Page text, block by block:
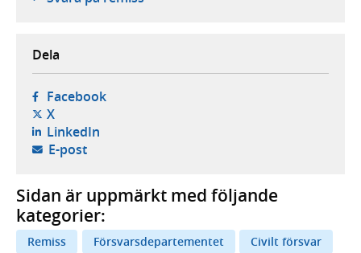
Dela
Facebook- öppnas i ny flik, extern webbplats,
X- öppnas i ny flik, extern webbplats,
LinkedIn- öppnas i ny flik, extern webbplats,
E-post- öppnar din e-postklient,
Sidan är uppmärkt med följande
kategorier:
Remiss Försvarsdepartementet
Civilt försvar